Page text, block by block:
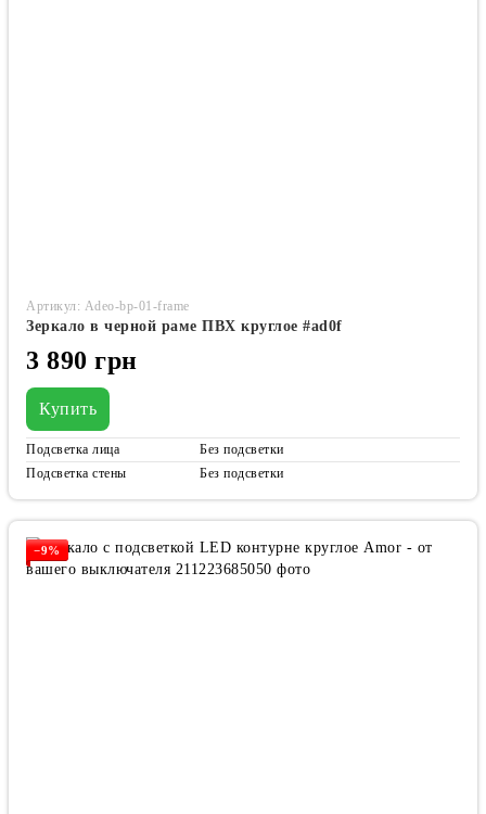
Артикул: Adeo-bp-01-frame
Зеркало в черной раме ПВХ круглое #ad0f
3 890 грн
Купить
Подсветка лица
Без подсветки
Подсветка стены
Без подсветки
−9%